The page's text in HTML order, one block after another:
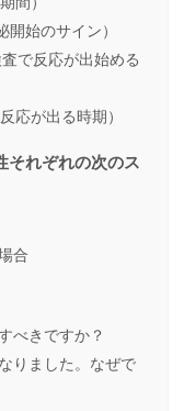
始のサイン）
で反応が出始める
応が出る時期）
それぞれの次のス
合
べきですか？
りました。なぜで